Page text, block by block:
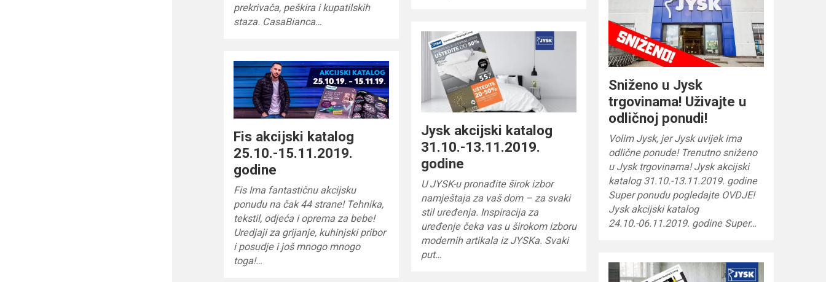
prekrivača, peškira i kupatilskih
staza. CasaBianca…
Sniženo u Jysk
trgovinama! Uživajte u
odličnoj ponudi!
Volim Jysk, jer Jysk uvijek ima
odlične ponude! Trenutno sniženo
u Jysk trgovinama! Jysk akcijski
katalog 31.10.-13.11.2019. godine
Super ponudu pogledajte OVDJE!
Jysk akcijski katalog
24.10.-06.11.2019. godine Super…
Jysk akcijski katalog
31.10.-13.11.2019.
godine
U JYSK-u pronađite širok izbor
namještaja za vaš dom – za svaki
stil uređenja. Inspiracija za
uređenje čeka vas u širokom izboru
modernih artikala iz JYSKa. Svaki
put…
Fis akcijski katalog
25.10.-15.11.2019.
godine
Fis Ima fantastičnu akcijsku
ponudu na čak 44 strane! Tehnika,
tekstil, odjeća i oprema za bebe!
Uredjaji za grijanje, kuhinjski pribor
i posudje i još mnogo mnogo
toga!…